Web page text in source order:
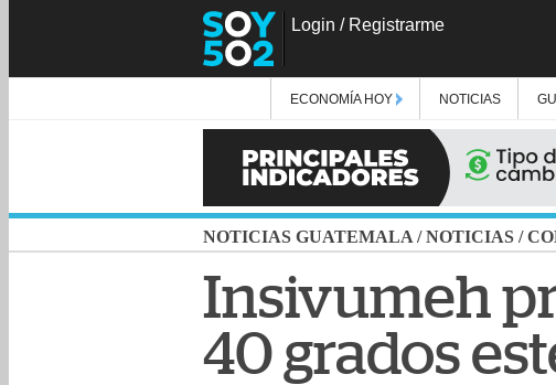
Login / Registrarme
ECONOMÍA HOY NOTICIAS
NOTICIAS GUATEMALA /NOTICIAS /
Insivumeh
40 grados